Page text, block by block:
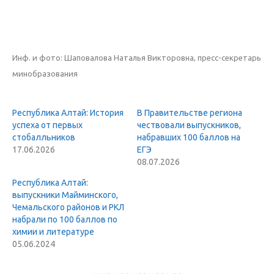
Инф. и фото: Шаповалова Наталья Викторовна, пресс-секретарь
минобразования
Республика Алтай: История
успеха от первых
стобалльников
17.06.2026
В Правительстве региона
чествовали выпускников,
набравших 100 баллов на
ЕГЭ
08.07.2026
Республика Алтай:
выпускники Майминского,
Чемальского районов и РКЛ
набрали по 100 баллов по
химии и литературе
05.06.2024